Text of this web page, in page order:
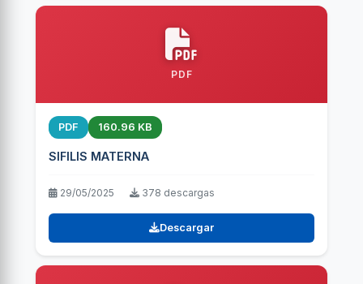
PDF
PDF 160.96 KB
SIFILIS MATERNA
29/05/2025 378 descargas
Descargar